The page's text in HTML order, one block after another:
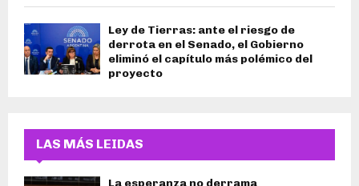
Ley de Tierras: ante el riesgo de
derrota en el Senado, el Gobierno
eliminó el capítulo más polémico del
proyecto
LAS MÁS LEIDAS